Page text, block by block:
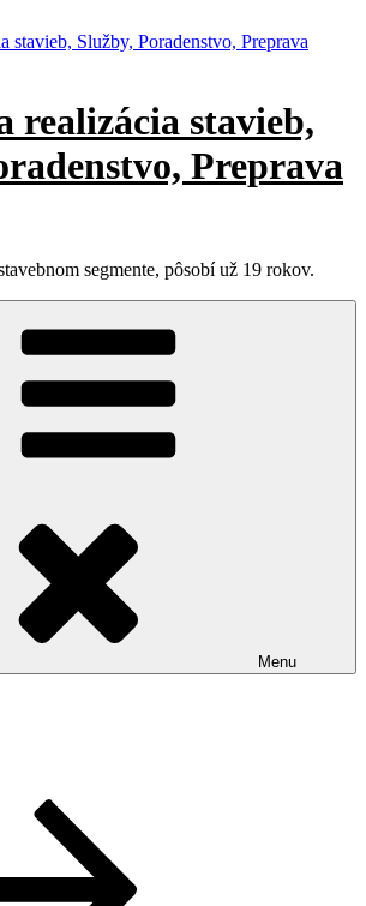
realizácia stavieb,
Preprava
segmente, pôsobí už 19 rokov.
Menu